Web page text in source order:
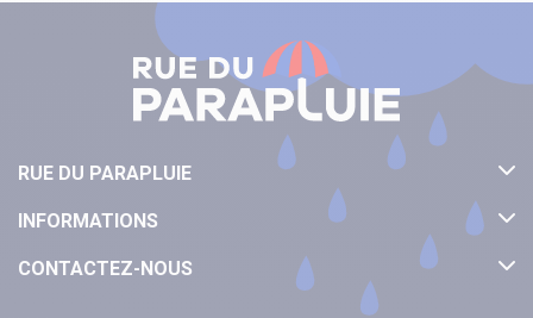
RUE DU PARAPLUIE
INFORMATIONS
CONTACTEZ-NOUS